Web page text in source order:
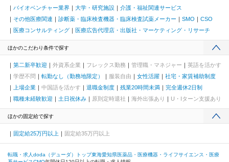
バイオベンチャー業界
大学・研究施設
介護・福祉関連サービス
その他医療関連
診断薬・臨床検査機器・臨床検査試薬メーカー SMO
CSO
医療コンサルティング
医療広告代理店・出版社・マーケティング・リサーチ
ほかのこだわり条件で探す
第二新卒歓迎 外資系企業 フレックス勤務 管理職・マネジャー
英語を活かす
学歴不問
転勤なし（勤務地限定） 服装自由 女性活躍
社宅・家賃補助制度
上場企業
中国語を活かす 退職金制度 残業20時間未満
完全週休2日制
職種未経験歓迎
土日祝休み 原則定時退社 海外出張あり U・Iターン支援あり
ほかの固定給で探す
固定給25万円以上 固定給35万円以上
転職・求人doda（デューダ）トップ東海愛知県医薬品・医療機器・ライフサイエンス・医療